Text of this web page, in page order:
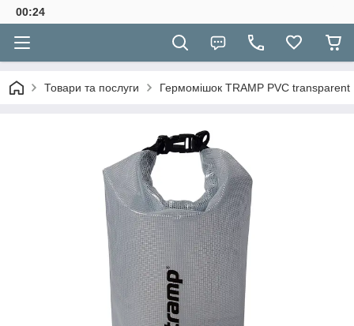
00:24
Товари та послуги Гермомішок TRAMP PVC